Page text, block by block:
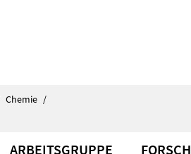
Chemie /
ARBEITSGRUPPE